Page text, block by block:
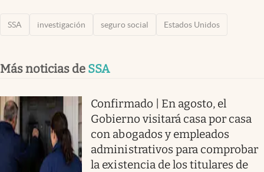
SSA investigación seguro social Estados Unidos
Más noticias de SSA
Confirmado | En agosto, el
Gobierno visitará casa por casa
con abogados y empleados
administrativos para comprobar
la existencia de los titulares de